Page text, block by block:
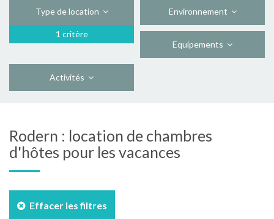
Type de location
1 critère
Environnement
Equipements
Activités
Rodern : location de chambres
d'hôtes pour les vacances
Effacer les filtres